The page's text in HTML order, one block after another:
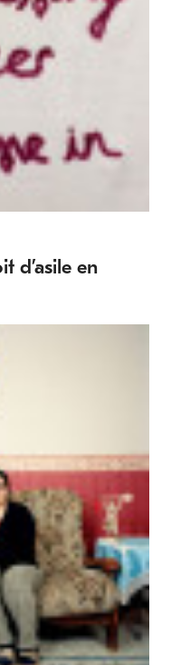
d’asile en